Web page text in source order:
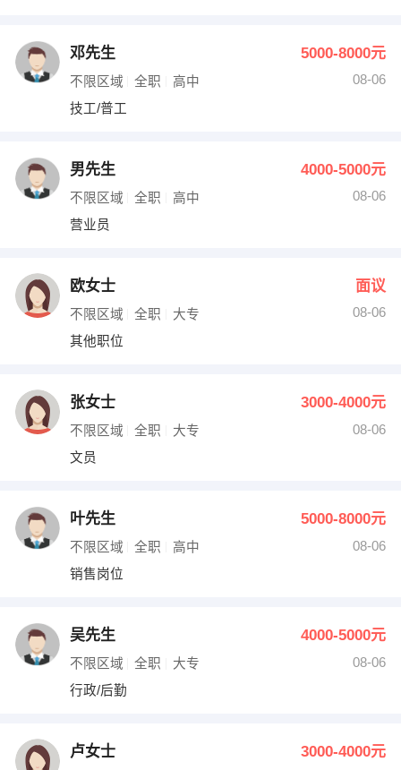
邓先生 5000-8000元
不限区域 全职 高中
08-06
技工/普工
男先生 4000-5000元
不限区域 全职 高中
08-06
营业员
欧女士 面议
不限区域 全职 大专
08-06
其他职位
张女士 3000-4000元
不限区域 全职 大专
08-06
文员
叶先生 5000-8000元
不限区域 全职 高中
08-06
销售岗位
吴先生 4000-5000元
不限区域 全职 大专
08-06
行政/后勤
卢女士 3000-4000元